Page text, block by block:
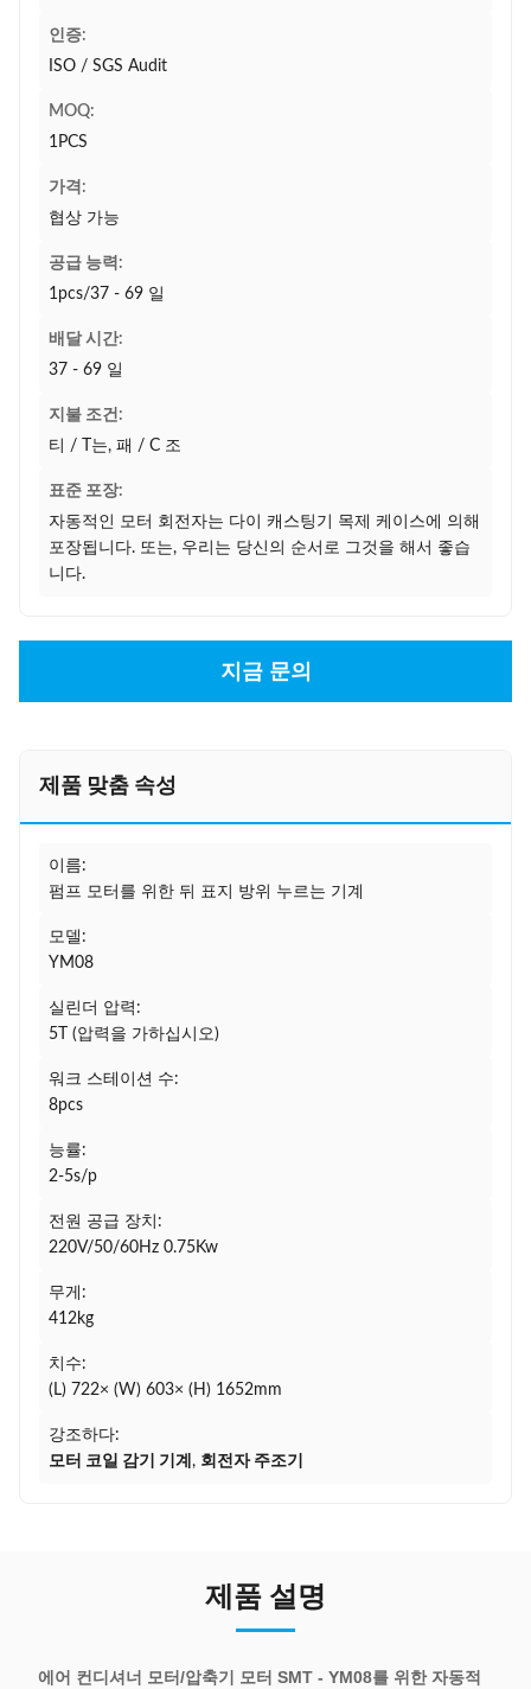
인증:
ISO / SGS Audit
MOQ:
1PCS
가격:
협상 가능
공급 능력:
1pcs/37 - 69 일
배달 시간:
37 - 69 일
지불 조건:
티 / T는, 패 / C 조
표준 포장:
자동적인 모터 회전자는 다이 캐스팅기 목제 케이스에 의해
포장됩니다. 또는, 우리는 당신의 순서로 그것을 해서 좋습
니다.
지금 문의
제품 맞춤 속성
이름:
펌프 모터를 위한 뒤 표지 방위 누르는 기계
모델:
YM08
실린더 압력:
5T (압력을 가하십시오)
워크 스테이션 수:
8pcs
능률:
2-5s/p
전원 공급 장치:
220V/50/60Hz 0.75Kw
무게:
412kg
치수:
(L) 722× (W) 603× (H) 1652mm
강조하다:
모터 코일 감기 기계 , 회전자 주조기
제품 설명
에어 컨디셔너 모터/압축기 모터 SMT - YM08를 위한 자동적